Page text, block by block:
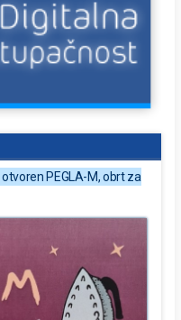
PEGLA-M, obrt za